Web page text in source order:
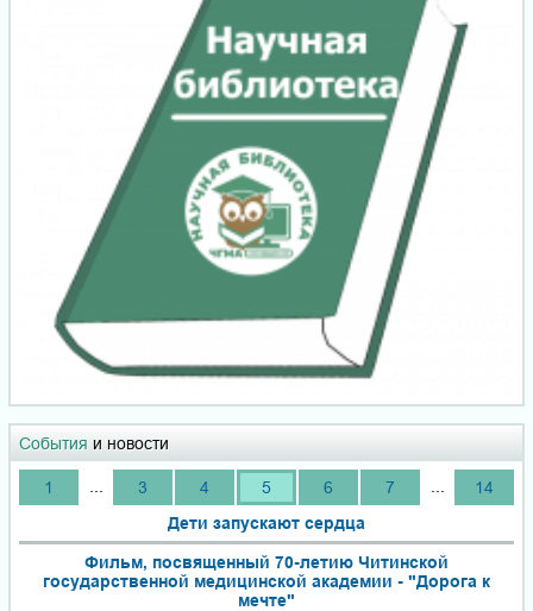
События и новости
1 3 4 5 6 7
14
Дети запускают сердца
Фильм, посвященный 70-летию Читинской
государственной медицинской академии - "Дорога к
мечте"